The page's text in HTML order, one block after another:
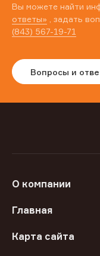
Вы можете найти
ответы» , задать
(843) 567-19-71
Вопросы и
О компании
Главная
Карта сайта